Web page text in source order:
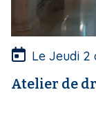
r
e
Le Jeudi
Atelier de